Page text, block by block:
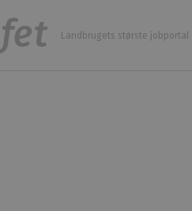
Landbrugets største jobportal